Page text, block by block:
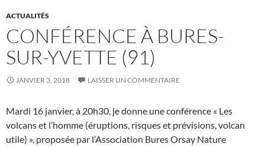
ACTUALITÉS
CONFÉRENCE À BURES-
SUR-YVETTE (91)
JANVIER 3, 2018 LAISSER UN COMMENTAIRE
Mardi 16 janvier, à 20h30, je donne une conférence « Les
volcans et l’homme (éruptions, risques et prévisions, volcan
utile) », proposée par l’Association Bures Orsay Nature